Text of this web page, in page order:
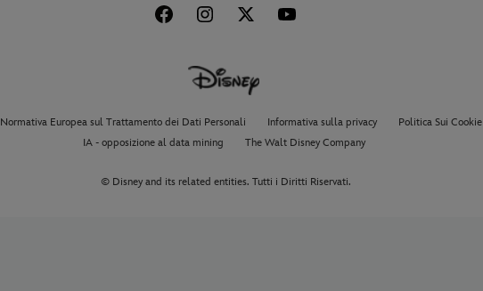
Normativa Europea sul Trattamento dei Dati Personali Informativa sulla privacy Politica Sui Cookie
IA - opposizione al data mining
The Walt Disney Company
© Disney and its related entities. Tutti i Diritti Riservati.